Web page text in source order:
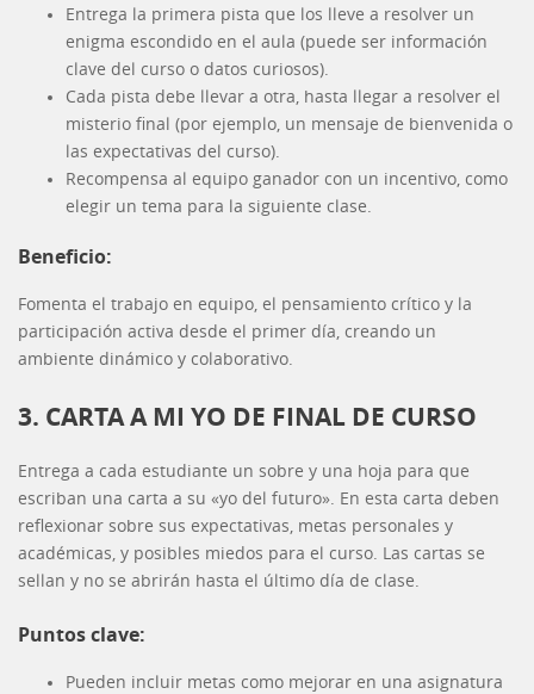
Entrega la primera pista que los lleve a resolver un
enigma escondido en el aula (puede ser información
clave del curso o datos curiosos).
Cada pista debe llevar a otra, hasta llegar a resolver el
misterio final (por ejemplo, un mensaje de bienvenida o
las expectativas del curso).
Recompensa al equipo ganador con un incentivo, como
elegir un tema para la siguiente clase.
Beneficio:
Fomenta el trabajo en equipo, el pensamiento crítico y la
participación activa desde el primer día, creando un
ambiente dinámico y colaborativo.
3. CARTA A MI YO DE FINAL DE CURSO
Entrega a cada estudiante un sobre y una hoja para que
escriban una carta a su «yo del futuro». En esta carta deben
reflexionar sobre sus expectativas, metas personales y
académicas, y posibles miedos para el curso. Las cartas se
sellan y no se abrirán hasta el último día de clase.
Puntos clave:
Pueden incluir metas como mejorar en una asignatura